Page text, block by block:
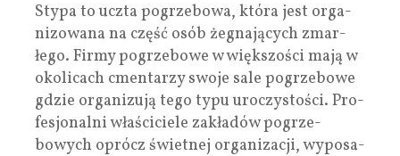
Stypa to uczta pogrze­bowa, która jest orga­
ni­zo­wana na część osób żegna­ją­cych zmar­
łego. Firmy pogrze­bowe w więk­szo­ści mają w
oko­li­cach cmen­ta­rzy swoje sale pogrze­bowe
gdzie orga­ni­zują tego typu uro­czy­sto­ści. Pro­
fe­sjo­nalni wła­ści­ciele zakła­dów pogrze­
bowych oprócz świet­nej orga­ni­za­cji, wypo­sa­